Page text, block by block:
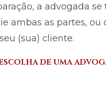
a advogada se
ambas as partes, ou
(sua) cliente.
de uma